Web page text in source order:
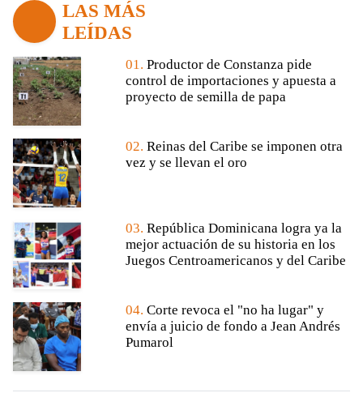
LAS MÁS
LEÍDAS
01. Productor de Constanza pide
control de importaciones y apuesta a
proyecto de semilla de papa
02. Reinas del Caribe se imponen otra
vez y se llevan el oro
03. República Dominicana logra ya la
mejor actuación de su historia en los
Juegos Centroamericanos y del Caribe
04. Corte revoca el "no ha lugar" y
envía a juicio de fondo a Jean Andrés
Pumarol